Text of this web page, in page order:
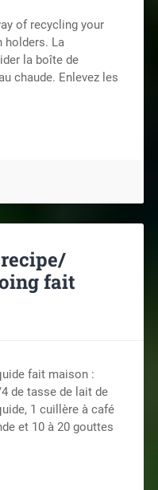
of recycling your
holders. La
la boîte de
chaude. Enlevez les
fait
fait maison :
de tasse de lait de
1 cuillère à café
et 10 à 20 gouttes